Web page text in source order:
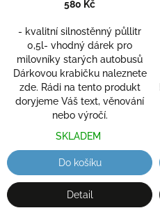
(broušené) dárek pro
580 Kč
- kvalitní silnostěnný půllitr
0,5l- vhodný dárek pro
milovníky starých autobusů
Dárkovou krabičku naleznete
zde. Rádi na tento produkt
doryjeme Váš text, věnování
nebo výročí.
SKLADEM
Do košíku
Detail